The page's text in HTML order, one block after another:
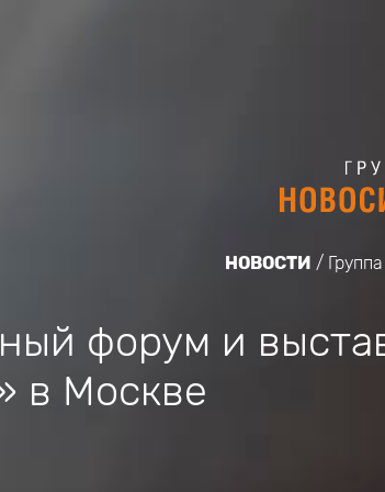
НОВОСТИ
форум и
в Москве